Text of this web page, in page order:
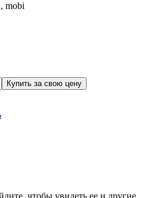
mobi
Купить за свою цену